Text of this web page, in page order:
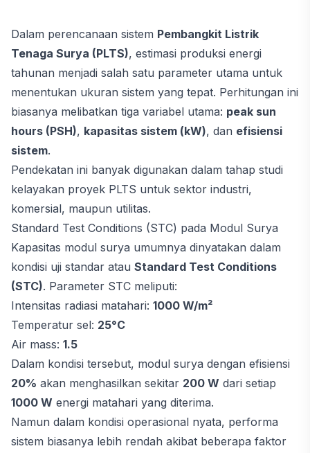
Dalam perencanaan sistem Pembangkit Listrik
Tenaga Surya (PLTS), estimasi produksi energi
tahunan menjadi salah satu parameter utama untuk
menentukan ukuran sistem yang tepat. Perhitungan ini
biasanya melibatkan tiga variabel utama: peak sun
hours (PSH), kapasitas sistem (kW), dan efisiensi
sistem.
Pendekatan ini banyak digunakan dalam tahap studi
kelayakan proyek PLTS untuk sektor industri,
komersial, maupun utilitas.
Standard Test Conditions (STC) pada Modul Surya
Kapasitas modul surya umumnya dinyatakan dalam
kondisi uji standar atau Standard Test Conditions
(STC). Parameter STC meliputi:
Intensitas radiasi matahari: 1000 W/m²
Temperatur sel: 25°C
Air mass: 1.5
Dalam kondisi tersebut, modul surya dengan efisiensi
20% akan menghasilkan sekitar 200 W dari setiap
1000 W energi matahari yang diterima.
Namun dalam kondisi operasional nyata, performa
sistem biasanya lebih rendah akibat beberapa faktor